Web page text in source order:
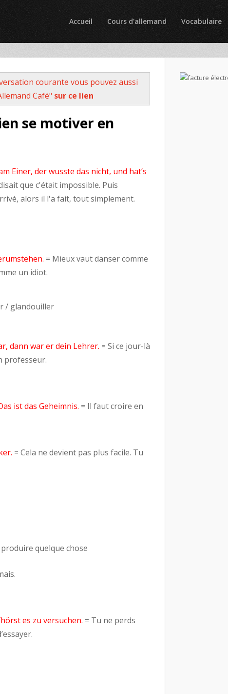
Accueil Cours d'allemand Vocabulaire
courante vous pouvez aussi
Café" sur ce lien
se motiver en
Einer, der wusste das nicht, und hat’s
que c'était impossible. Puis
alors il l'a fait, tout simplement.
= Mieux vaut danser comme
un idiot.
/ glandouiller
dann war er dein Lehrer. = Si ce jour-là
professeur.
ist das Geheimnis. = Il faut croire en
= Cela ne devient pas plus facile. Tu
quelque chose
es zu versuchen. = Tu ne perds